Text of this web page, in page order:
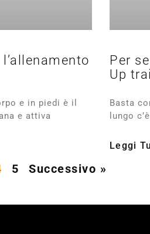
e in piedi è il
e attiva
Per
Up
Basta
lungo
Leggi
5 Successivo »